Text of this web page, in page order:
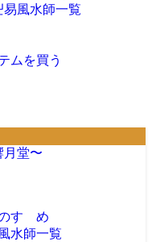
易風水師一覧
ムを買う
月堂〜
すゝめ
水師一覧